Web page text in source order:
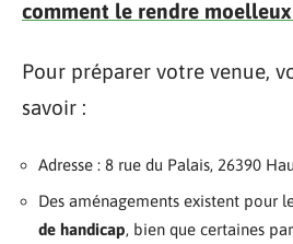
comment le rendre moelleux
Pour préparer votre venue,
savoir :
Adresse : 8 rue du Palais, 26390
Des aménagements existent pour
de handicap, bien que certaines